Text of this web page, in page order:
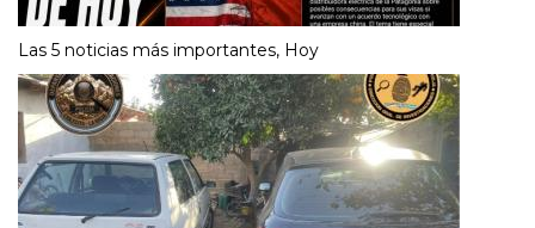
Las 5 noticias más importantes, Hoy